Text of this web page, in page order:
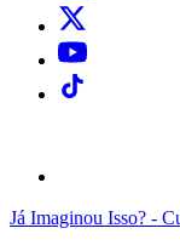
Já Imaginou Isso? -